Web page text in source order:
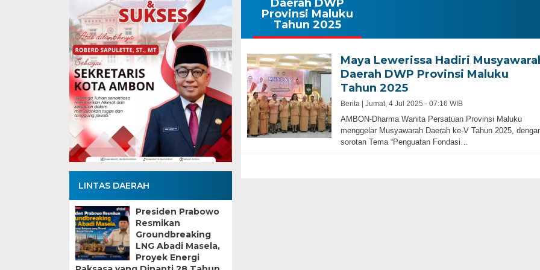
LINTAS DAERAH
Presiden Prabowo
Resmikan
Groundbreaking
LNG Abadi Masela,
Proyek Energi
Daerah DWP
Provinsi Maluku
Tahun 2025
Maya Lewerissa Hadiri
Daerah DWP Provinsi Maluku
Tahun 2025
Berita | Jumat, 4 Jul 2025 - 07:16 WIB
AMBON-Dharma Wanita Persatuan Provinsi Maluku
menggelar Musyawarah Daerah ke-V Tahun 2025,
sorotan Tema “Penguatan Fondasi…